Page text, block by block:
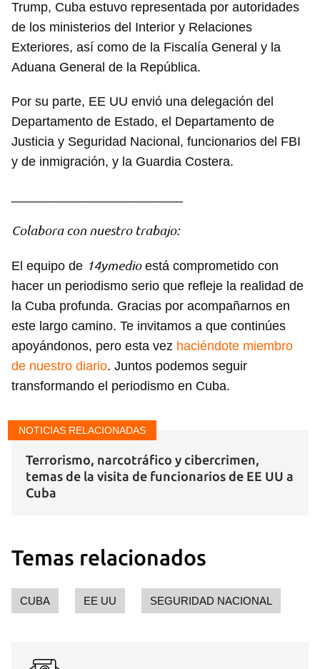
INICIAR SESIÓN CANCELAR
Trump, Cuba estuvo representada por autoridades
de los ministerios del Interior y Relaciones
Exteriores, así como de la Fiscalía General y la
Aduana General de la República.
Por su parte, EE UU envió una delegación del
Departamento de Estado, el Departamento de
Justicia y Seguridad Nacional, funcionarios del FBI
y de inmigración, y la Guardia Costera.
Colabora con nuestro trabajo:
El equipo de 14ymedioestá comprometido con
hacer un periodismo serio que refleje la realidad de
la Cuba profunda. Gracias por acompañarnos en
este largo camino. Te invitamos a que continúes
apoyándonos, pero esta vez haciéndote miembro
de nuestro diario. Juntos podemos seguir
transformando el periodismo en Cuba.
NOTICIAS RELACIONADAS
Terrorismo, narcotráfico y cibercrimen,
temas de la visita de funcionarios de EE UU a
Cuba
Temas relacionados
CUBA EE UU SEGURIDAD NACIONAL